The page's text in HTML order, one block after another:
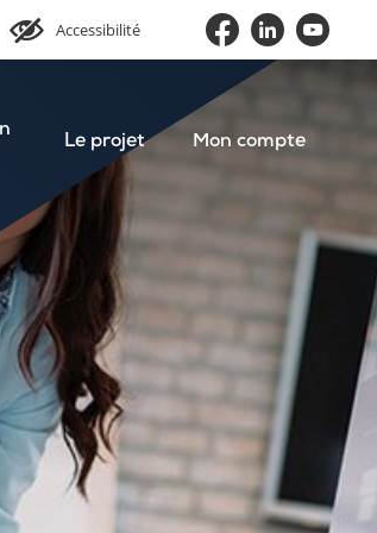
Accessibilité
Le projet Mon compte